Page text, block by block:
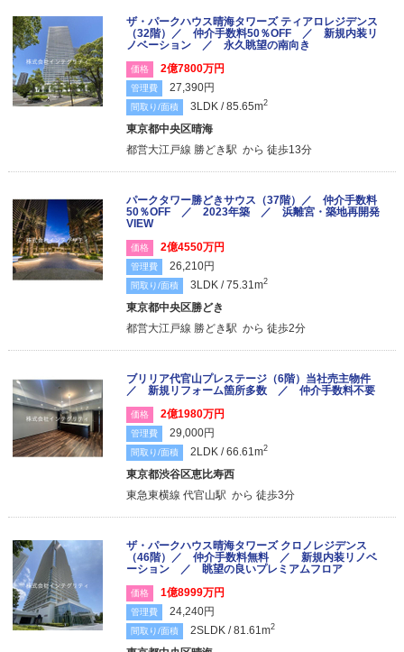
ザ・パークハウス晴海タワーズ ティアロレジデンス
（32階）／ 仲介手数料50％OFF ／ 新規内装リ
ノベーション ／ 永久眺望の南向き
価格 2億7800万円
管理費 27,390円
間取り/面積 3LDK / 85.65m2
東京都中央区晴海
都営大江戸線 勝どき駅 から 徒歩13分
パークタワー勝どきサウス（37階）／ 仲介手数料
50％OFF ／ 2023年築 ／ 浜離宮・築地再開発
VIEW
価格 2億4550万円
管理費 26,210円
間取り/面積 3LDK / 75.31m2
東京都中央区勝どき
都営大江戸線 勝どき駅 から 徒歩2分
ブリリア代官山プレステージ（6階）当社売主物件
／ 新規リフォーム箇所多数 ／ 仲介手数料不要
価格 2億1980万円
管理費 29,000円
間取り/面積 2LDK / 66.61m2
東京都渋谷区恵比寿西
東急東横線 代官山駅 から 徒歩3分
ザ・パークハウス晴海タワーズ クロノレジデンス
（46階）／ 仲介手数料無料 ／ 新規内装リノベ
ーション ／ 眺望の良いプレミアムフロア
価格 1億8999万円
管理費 24,240円
間取り/面積 2SLDK / 81.61m2